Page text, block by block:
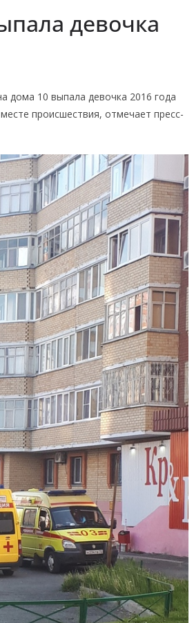
девочка
дома 10 выпала девочка 2016 года
происшествия, отмечает пресс-